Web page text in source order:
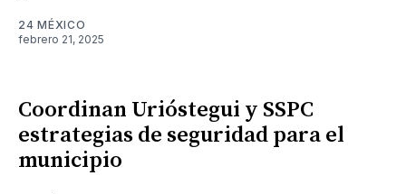
24 MÉXICO
febrero 21, 2025
Coordinan Urióstegui y SSPC
estrategias de seguridad para el
municipio